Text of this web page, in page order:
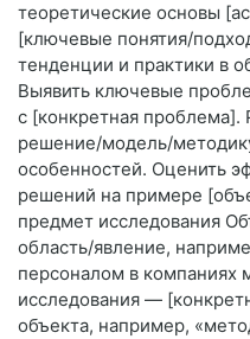
теоретические основы
[ключевые понятия/
тенденции и практики в
Выявить ключевые
с [конкретная проблема].
решение/модель/
особенностей. Оценить
решений на примере
предмет исследования
область/явление,
персоналом в компаниях
исследования —
объекта, например,